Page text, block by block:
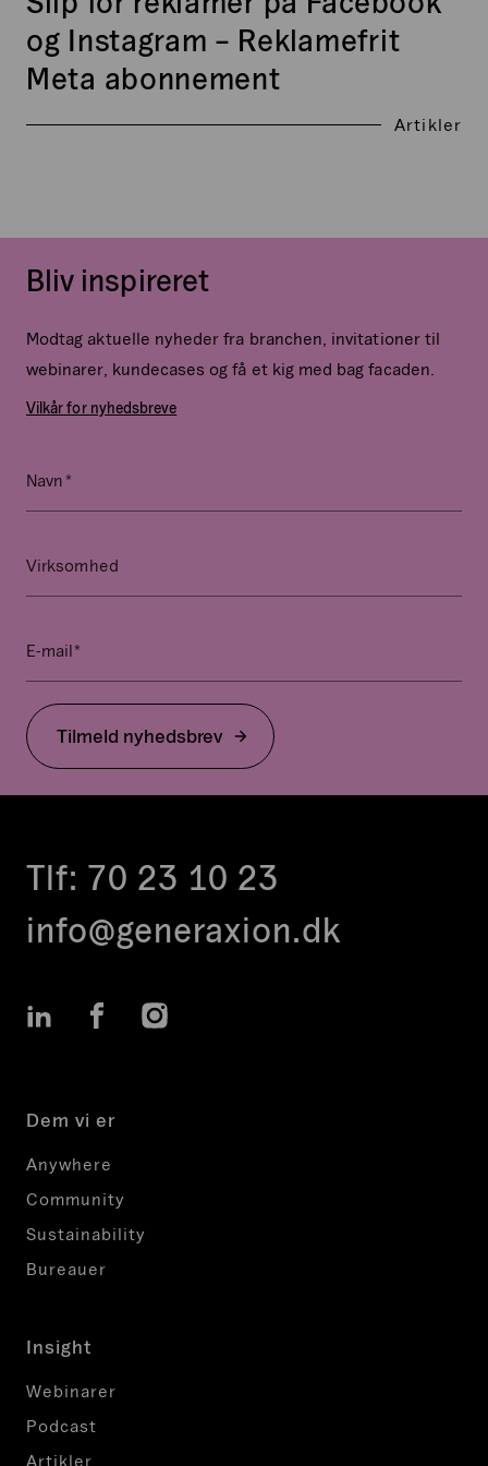
Artikler
og Instagram – Reklamefrit
Meta abonnement
Bliv inspireret
Modtag aktuelle nyheder fra branchen, invitationer til
webinarer, kundecases og få et kig med bag facaden.
Vilkår for nyhedsbreve
Navn
Virksomhed
E-mail
Comments
bør
ikke
ændres.
Tilmeld nyhedsbrev
Tlf: 70 23 10 23
info@generaxion.dk
LinkedInFacebookInstagram
Dem vi er
Anywhere
Community
Sustainability
Bureauer
Insight
Webinarer
Podcast
Artikler